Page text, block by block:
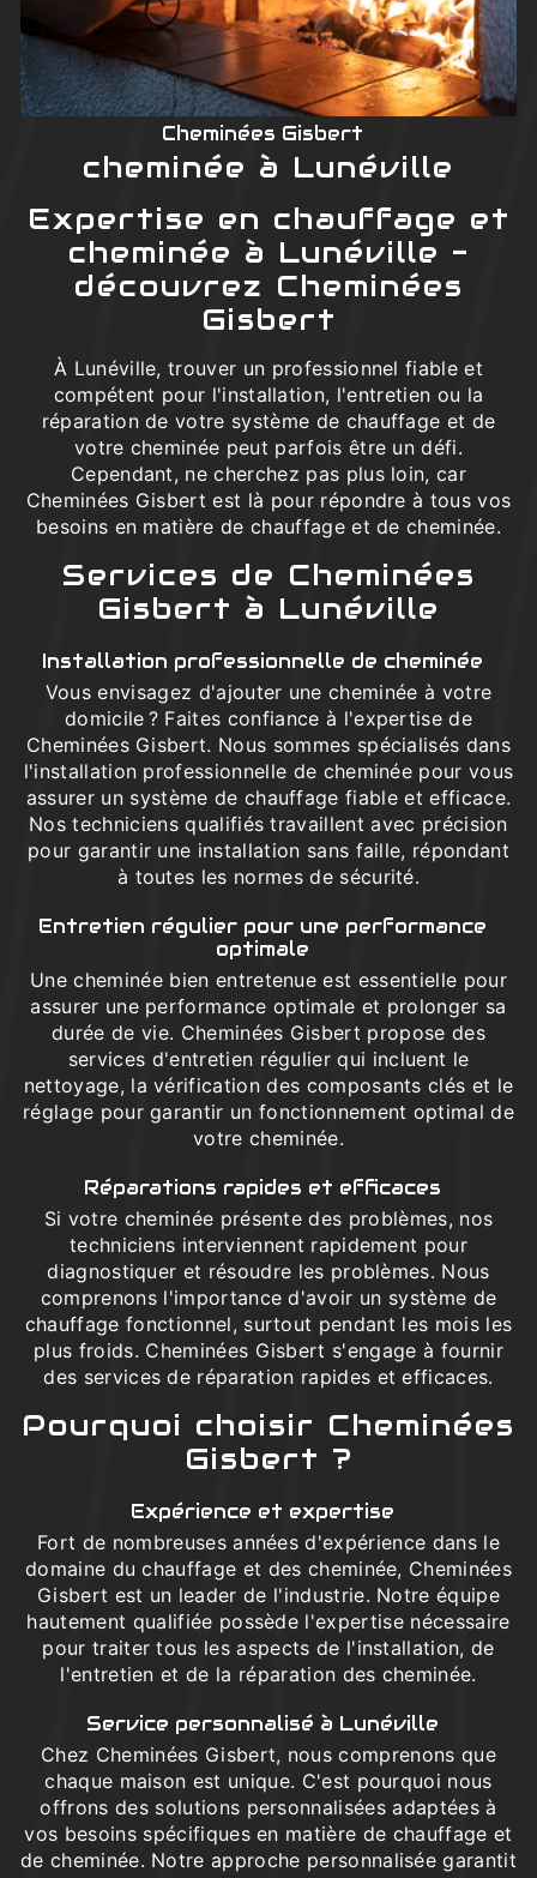
Cheminées Gisbert
cheminée à Lunéville
Expertise en chauffage et
cheminée à Lunéville -
découvrez Cheminées
Gisbert
À Lunéville, trouver un professionnel fiable et
compétent pour l'installation, l'entretien ou la
réparation de votre système de chauffage et de
votre cheminée peut parfois être un défi.
Cependant, ne cherchez pas plus loin, car
Cheminées Gisbert est là pour répondre à tous vos
besoins en matière de chauffage et de cheminée.
Services de Cheminées
Gisbert à Lunéville
Installation professionnelle de cheminée
Vous envisagez d'ajouter une cheminée à votre
domicile ? Faites confiance à l'expertise de
Cheminées Gisbert. Nous sommes spécialisés dans
l'installation professionnelle de cheminée pour vous
assurer un système de chauffage fiable et efficace.
Nos techniciens qualifiés travaillent avec précision
pour garantir une installation sans faille, répondant
à toutes les normes de sécurité.
Entretien régulier pour une performance
optimale
Une cheminée bien entretenue est essentielle pour
assurer une performance optimale et prolonger sa
durée de vie. Cheminées Gisbert propose des
services d'entretien régulier qui incluent le
nettoyage, la vérification des composants clés et le
réglage pour garantir un fonctionnement optimal de
votre cheminée.
Réparations rapides et efficaces
Si votre cheminée présente des problèmes, nos
techniciens interviennent rapidement pour
diagnostiquer et résoudre les problèmes. Nous
comprenons l'importance d'avoir un système de
chauffage fonctionnel, surtout pendant les mois les
plus froids. Cheminées Gisbert s'engage à fournir
des services de réparation rapides et efficaces.
Pourquoi choisir Cheminées
Gisbert ?
Expérience et expertise
Fort de nombreuses années d'expérience dans le
domaine du chauffage et des cheminée, Cheminées
Gisbert est un leader de l'industrie. Notre équipe
hautement qualifiée possède l'expertise nécessaire
pour traiter tous les aspects de l'installation, de
l'entretien et de la réparation des cheminée.
Service personnalisé à Lunéville
Chez Cheminées Gisbert, nous comprenons que
chaque maison est unique. C'est pourquoi nous
offrons des solutions personnalisées adaptées à
vos besoins spécifiques en matière de chauffage et
de cheminée. Notre approche personnalisée garantit